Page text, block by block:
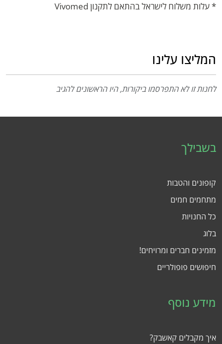
* עלות משלוח לישראל בהתאם לתקנון Vivomed
המליצו עלינו
לחנות זו לא התפרסמו ביקורות, היו הראשונים להגיב
בשבילך
קופונים והטבות
מתחמים חמים
כל החנויות
בלוג
מזמינים חברים ומרויחים!
חיפושים פופולריים
מידע נוסף
איך מקבלים קאשבק?